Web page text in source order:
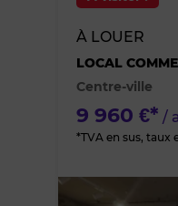
À LOUER
LOCAL
Centre-ville
9 960 €* /
*TVA en sus, taux